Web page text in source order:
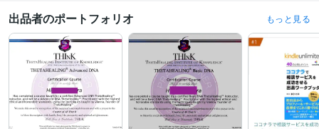
シータヒーリング®︎ 2023年3月 ~ 現在
受賞歴
ココナラプラチナランク45か月継続
「ココナラカウンセラーの出品術」
「ココナラで相談サービスを成功させる出品ワークブック」
Kindle オーク
ション・eコマースランキング１位
Kindle 小規模ビジネスに関する電子書
籍ランキング１位
資格・検定
出品者のポートフォリオ もっと見る